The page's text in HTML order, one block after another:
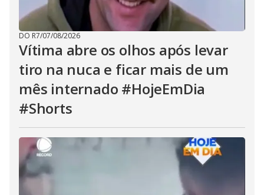
DO R7/07/08/2026
Vítima abre os olhos após levar
tiro na nuca e ficar mais de um
mês internado #HojeEmDia
#Shorts